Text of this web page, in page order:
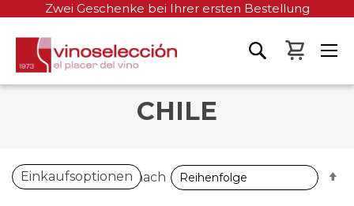
Zwei Geschenke bei Ihrer ersten Bestellung
Mein
CHILE
Einkaufsoptionen
Sortieren nach